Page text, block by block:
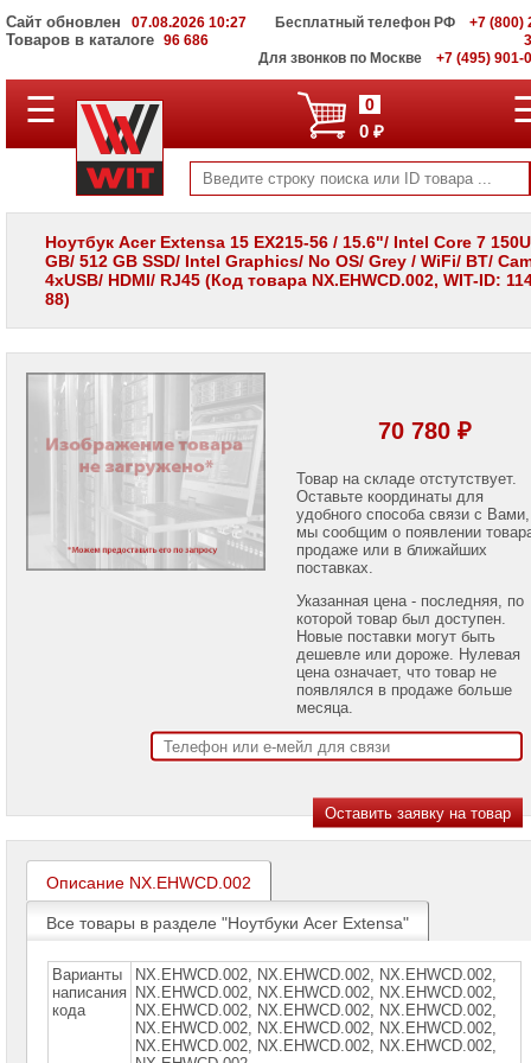
Сайт обновлен 07.08.2026 10:27
Товаров в каталоге 96 686
Бесплатный телефон РФ
+7 (800)
Для звонков по Москве
+7 (495) 901-
ПОЛНЫЙ
КАТАЛОГ
Корпоративные
серверы
WIT
Системы
хранения
данных
Мониторы
LCD
Проекторы
проекторов
MSI
Ноутбуки
Acer
Acer
A
Ноутбуки
☰ 0
0 ₽
Ноутбук Acer Extensa 15 EX215-56 / 15.6"/ Intel Core 7
GB/ 512 GB SSD/ Intel Graphics/ No OS/ Grey / WiFi/ BT/
4xUSB/ HDMI/ RJ45 (Код товара NX.EHWCD.002, WIT-ID:
88)
70 780 ₽
Товар на складе отстутствует.
Оставьте координаты для
удобного способа связи с Вами,
мы сообщим о появлении
продаже или в ближайших
поставках.
Указанная цена - последняя, по
которой товар был доступен.
Новые поставки могут быть
дешевле или дороже. Нулевая
цена означает, что товар не
появлялся в продаже больше
месяца.
Описание NX.EHWCD.002
Все товары в разделе "Ноутбуки Acer Extensa"
Варианты
написания
кода
NX.EHWCD.002, NX.EHWCD.002, NX.EHWСD.002,
NX.ЕHWСD.002, NX.ЕHWСD.002, NX.ЕНWСD.002,
NX.ЕНWСD.002, NX.ЕНWСD.002, NX.ЕНWСD.002,
NХ.ЕНWСD.002, NХ.ЕНWСD.002, NХ.ЕНWСD.002,
NХ.ЕНWСD.002, NХ.ЕНWСD.002, NХ.ЕНWСD.002,